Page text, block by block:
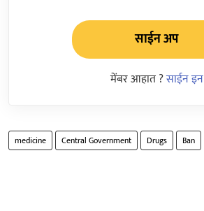
साईन अप
मेंबर आहात ?साईन इन
medicine Central Government Drugs Ban